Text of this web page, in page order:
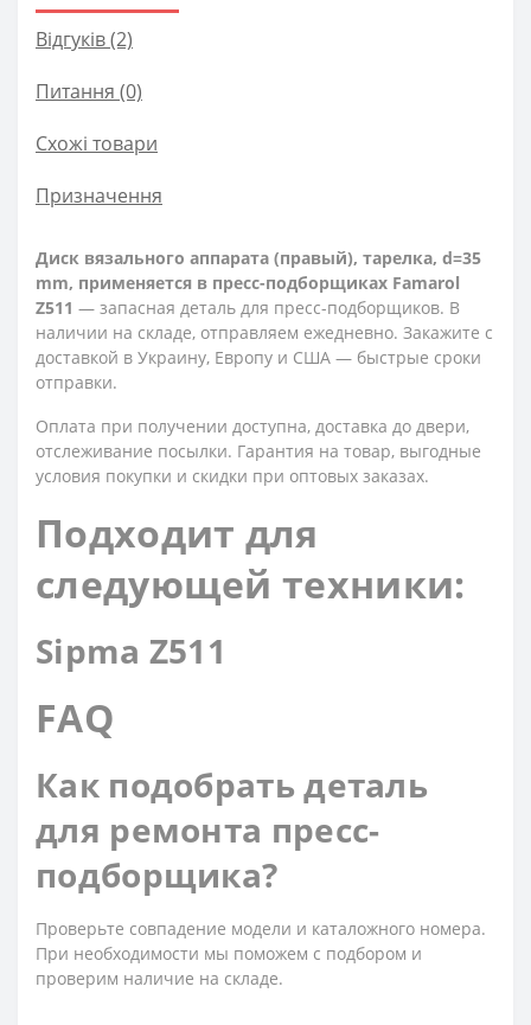
Відгуків (2)
Питання (0)
Схожі товари
Призначення
Диск вязального аппарата (правый), тарелка, d=35
mm, применяется в пресс-подборщиках Famarol
Z511 — запасная деталь для пресс-подборщиков. В
наличии на складе, отправляем ежедневно. Закажите с
доставкой в Украину, Европу и США — быстрые сроки
отправки.
Оплата при получении доступна, доставка до двери,
отслеживание посылки. Гарантия на товар, выгодные
условия покупки и скидки при оптовых заказах.
Подходит для
следующей техники:
Sipma Z511
FAQ
Как подобрать деталь
для ремонта пресс-
подборщика?
Проверьте совпадение модели и каталожного номера.
При необходимости мы поможем с подбором и
проверим наличие на складе.